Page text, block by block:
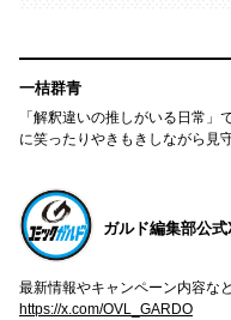
一桔群青
「解釈違いの推しがいる日常」
に笑ったりやきもきしながら見
ガルド編集部公
最新情報やキャンペーン内容な
https://x.com/OVL_GARDO